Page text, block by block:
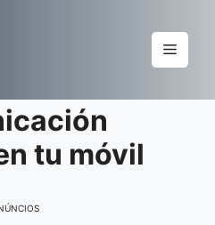
Menu
tu móvil